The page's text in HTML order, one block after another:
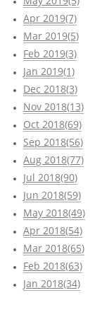
Apr 2019(7)
Mar 2019(5)
Feb 2019(3)
Jan 2019(1)
Dec 2018(3)
Nov 2018(13)
Oct 2018(69)
Sep 2018(56)
Aug 2018(77)
Jul 2018(90)
Jun 2018(59)
May 2018(49)
Apr 2018(54)
Mar 2018(65)
Feb 2018(63)
Jan 2018(34)